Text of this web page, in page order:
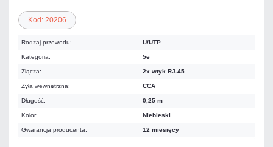
Kod: 20206
Rodzaj przewodu: U/UTP
Kategoria: 5e
Złącza: 2x wtyk RJ-45
Żyła wewnętrzna: CCA
Długość: 0,25 m
Kolor: Niebieski
Gwarancja producenta: 12 miesięcy